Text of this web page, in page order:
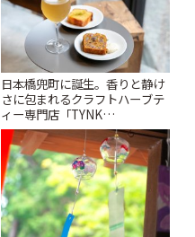
日本橋兜町に誕生。香りと静け
さに包まれるクラフトハーブテ
ィー専門店「TYNK
Kabutocho」 | ことりっぷ